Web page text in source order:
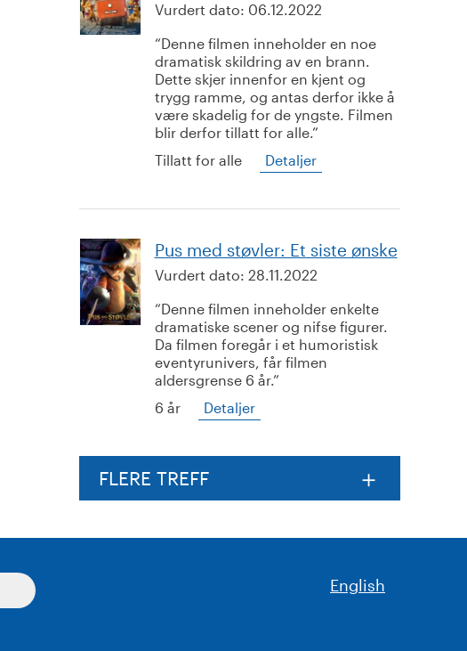
Vurdert dato: 06.12.2022
Denne filmen inneholder en noe
dramatisk skildring av en brann.
Dette skjer innenfor en kjent og
trygg ramme, og antas derfor ikke å
være skadelig for de yngste. Filmen
blir derfor tillatt for alle.
Tillatt for alle
Detaljer
Pus med støvler: Et siste ønske
Vurdert dato: 28.11.2022
Denne filmen inneholder enkelte
dramatiske scener og nifse figurer.
Da filmen foregår i et humoristisk
eventyrunivers, får filmen
aldersgrense 6 år.
6 år
Detaljer
FLERE TREFF
English